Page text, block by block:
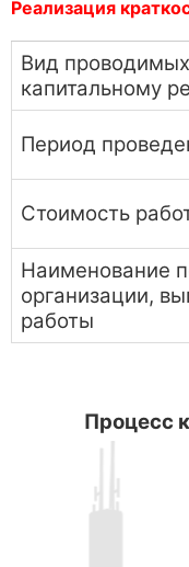
Реализация
Вид
капитальному
Период
Стоимость
Наименование
организации,
работы
Процесс